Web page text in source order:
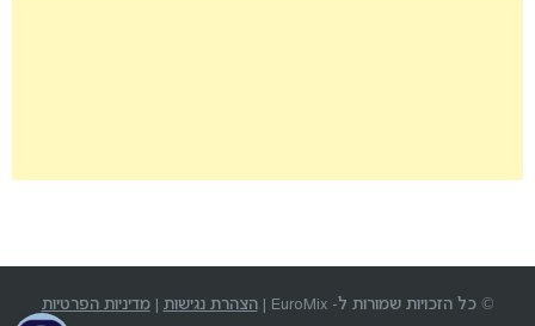
© כל הזכויות שמורות ל- EuroMix | הצהרת נגישות |מדיניות הפרטיות